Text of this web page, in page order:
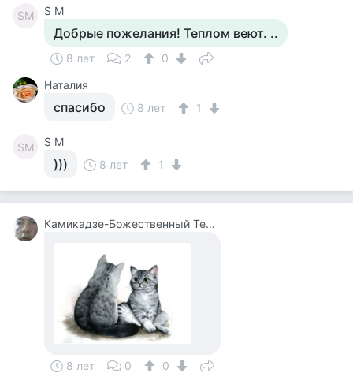
SM S M
Добрые пожелания! Теплом веют. ..
8 лет 2
0
Наталия
спасибо 8 лет 1
SM S M
))) 8 лет 1
Камикадзе-Божественный Теплый Ветерок
8 лет 0 0